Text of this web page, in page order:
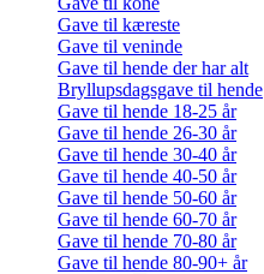
Gave til kæreste
Gave til veninde
Gave til hende der har alt
Bryllupsdagsgave til hende
Gave til hende 18-25 år
Gave til hende 26-30 år
Gave til hende 30-40 år
Gave til hende 40-50 år
Gave til hende 50-60 år
Gave til hende 60-70 år
Gave til hende 70-80 år
Gave til hende 80-90+ år